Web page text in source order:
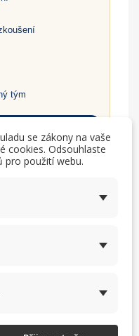
tým
se zákony na vaše
cookies. Odsouhlaste
pro použití webu.